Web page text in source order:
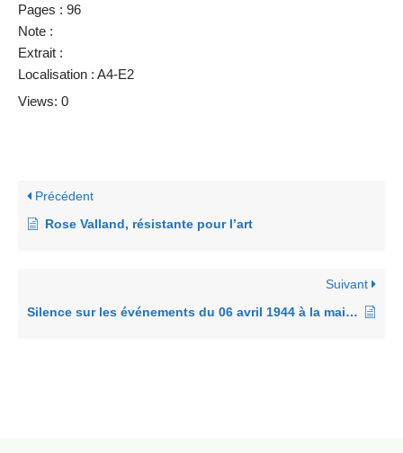
Pages : 96
Note :
Extrait :
Localisation : A4-E2
Views: 0
Précédent
Rose Valland, résistante pour l’art
Suivant
Silence sur les événements du 06 avril 1944 à la maison d’Izieu (témoignages)